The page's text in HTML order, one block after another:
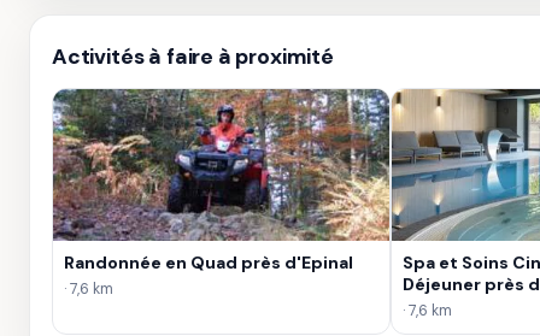
Activités à faire à proximité
Randonnée en Quad près d'Epinal
· 7,6 km
Spa et Soins
Déjeuner près
· 7,6 km